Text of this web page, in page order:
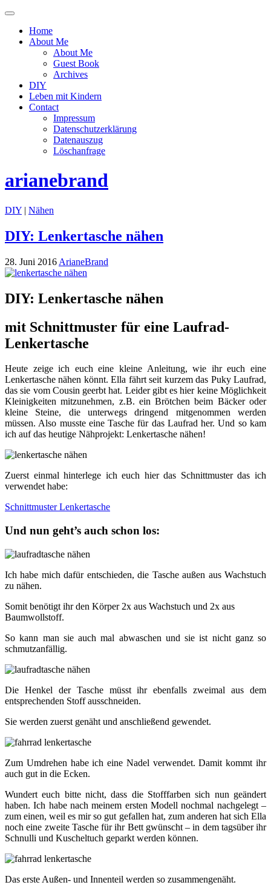
Menü
oder
ausblenden
Home
About Me
About Me
Guest Book
Archives
DIY
Leben mit Kindern
Contact
Impressum
Datenschutzerklärung
Datenauszug
Löschanfrage
arianebrand
DIY | Nähen
DIY: Lenkertasche nähen
28. Juni 2016 ArianeBrand
DIY: Lenkertasche nähen
mit Schnittmuster für eine Laufrad-
Lenkertasche
Heute zeige ich euch eine kleine Anleitung, wie ihr euch eine
Lenkertasche nähen könnt. Ella fährt seit kurzem das Puky Laufrad,
das sie vom Cousin geerbt hat. Leider gibt es hier keine Möglichkeit
Kleinigkeiten mitzunehmen, z.B. ein Brötchen beim Bäcker oder
kleine Steine, die unterwegs dringend mitgenommen werden
müssen. Also musste eine Tasche für das Laufrad her. Und so kam
ich auf das heutige Nähprojekt: Lenkertasche nähen!
Zuerst einmal hinterlege ich euch hier das Schnittmuster das ich
verwendet habe:
Schnittmuster Lenkertasche
Und nun geht’s auch schon los:
Ich habe mich dafür entschieden, die Tasche außen aus Wachstuch
zu nähen.
Somit benötigt ihr den Körper 2x aus Wachstuch und 2x aus
Baumwollstoff.
So kann man sie auch mal abwaschen und sie ist nicht ganz so
schmutzanfällig.
Die Henkel der Tasche müsst ihr ebenfalls zweimal aus dem
entsprechenden Stoff ausschneiden.
Sie werden zuerst genäht und anschließend gewendet.
Zum Umdrehen habe ich eine Nadel verwendet. Damit kommt ihr
auch gut in die Ecken.
Wundert euch bitte nicht, dass die Stofffarben sich nun geändert
haben. Ich habe nach meinem ersten Modell nochmal nachgelegt –
zum einen, weil es mir so gut gefallen hat, zum anderen hat sich Ella
noch eine zweite Tasche für ihr Bett gwünscht – in dem tagsüber ihr
Schnulli und Kuscheltuch geparkt werden können.
Das erste Außen- und Innenteil werden so zusammengenäht.